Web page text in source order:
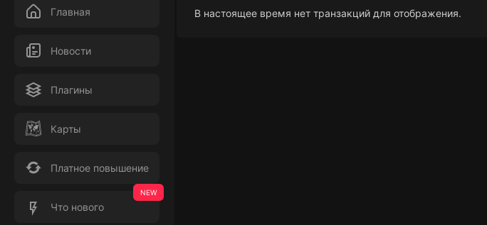
Главная
Новости
Плагины
Карты
Платное повышение
Что нового
В настоящее время нет транзакций для отображения.